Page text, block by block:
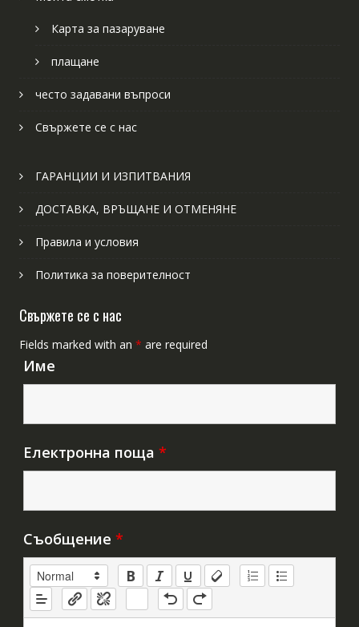
Карта за пазаруване
плащане
често задавани въпроси
Свържете се с нас
ГАРАНЦИИ И ИЗПИТВАНИЯ
ДОСТАВКА, ВРЪЩАНЕ И ОТМЕНЯНЕ
Правила и условия
Политика за поверителност
Свържете се с нас
Fields marked with an * are required
Име
Електронна поща *
Съобщение *